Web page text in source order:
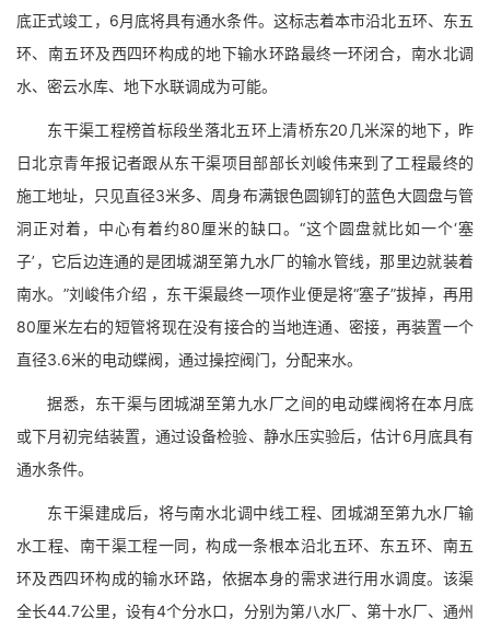
底正式竣工，6月底将具有通水条件。这标志着本市沿北五环、东五
环、南五环及西四环构成的地下输水环路最终一环闭合，南水北调
水、密云水库、地下水联调成为可能。
东干渠工程榜首标段坐落北五环上清桥东20几米深的地下，昨
日北京青年报记者跟从东干渠项目部部长刘峻伟来到了工程最终的
施工地址，只见直径3米多、周身布满银色圆铆钉的蓝色大圆盘与管
洞正对着，中心有着约80厘米的缺口。“这个圆盘就比如一个‘塞
子’，它后边连通的是团城湖至第九水厂的输水管线，那里边就装着
南水。”刘峻伟介绍 ，东干渠最终一项作业便是将“塞子”拔掉，再用
80厘米左右的短管将现在没有接合的当地连通、密接，再装置一个
直径3.6米的电动蝶阀，通过操控阀门，分配来水。
据悉，东干渠与团城湖至第九水厂之间的电动蝶阀将在本月底
或下月初完结装置，通过设备检验、静水压实验后，估计6月底具有
通水条件。
东干渠建成后，将与南水北调中线工程、团城湖至第九水厂输
水工程、南干渠工程一同，构成一条根本沿北五环、东五环、南五
环及西四环构成的输水环路，依据本身的需求进行用水调度。该渠
全长44.7公里，设有4个分水口，分别为第八水厂、第十水厂、通州